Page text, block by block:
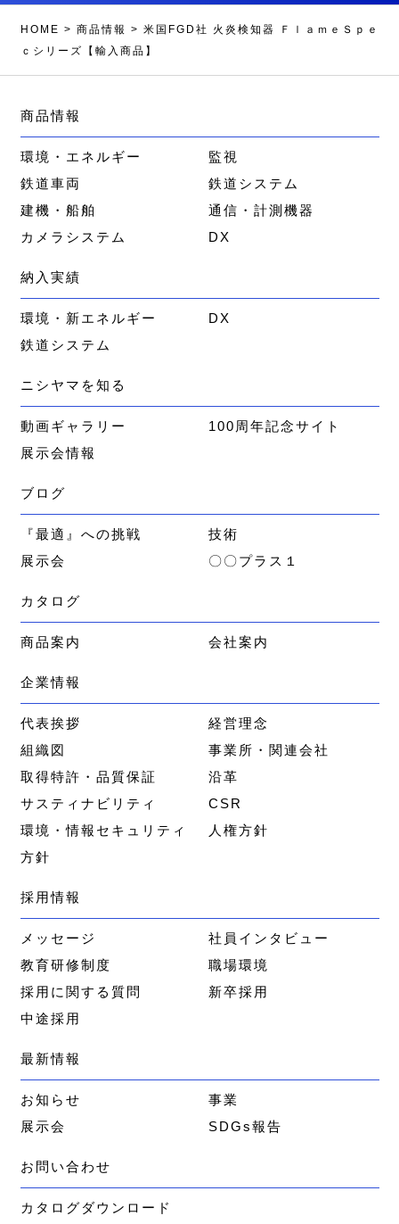
HOME > 商品情報 > 米国FGD社 火炎検知器 ＦｌａｍｅＳｐｅ
ｃシリーズ【輸入商品】
商品情報
環境・エネルギー
監視
鉄道車両
鉄道システム
建機・船舶
通信・計測機器
カメラシステム
DX
納入実績
環境・新エネルギー
DX
鉄道システム
ニシヤマを知る
動画ギャラリー
100周年記念サイト
展示会情報
ブログ
『最適』への挑戦
技術
展示会
〇〇プラス１
カタログ
商品案内 会社案内
企業情報
代表挨拶
経営理念
組織図
事業所・関連会社
取得特許・品質保証
沿革
サスティナビリティ
CSR
環境・情報セキュリティ
方針
人権方針
採用情報
メッセージ
社員インタビュー
教育研修制度
職場環境
採用に関する質問
新卒採用
中途採用
最新情報
お知らせ
事業
展示会
SDGs報告
お問い合わせ
カタログダウンロード